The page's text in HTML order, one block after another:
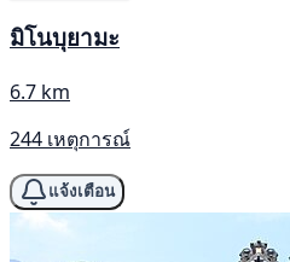
มิโนบุยามะ
6.7 km
244 เหตุการณ์
แจ้งเตือน